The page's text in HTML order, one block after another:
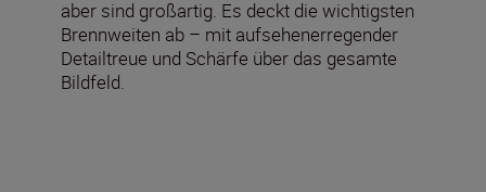
aber sind großartig. Es deckt die wichtigsten
Brennweiten ab – mit aufsehenerregender
Detailtreue und Schärfe über das gesamte
Bildfeld.